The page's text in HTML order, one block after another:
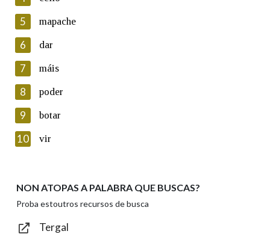
Lin e acepto as condicións da política de
Introduce o código que aparece na imaxe:
Texto de verificación
Enviar
5 mapache
6 dar
7 máis
8 poder
9 botar
10 vir
NON ATOPAS A PALABRA QUE BUSCAS?
Proba estoutros recursos de busca
Tergal